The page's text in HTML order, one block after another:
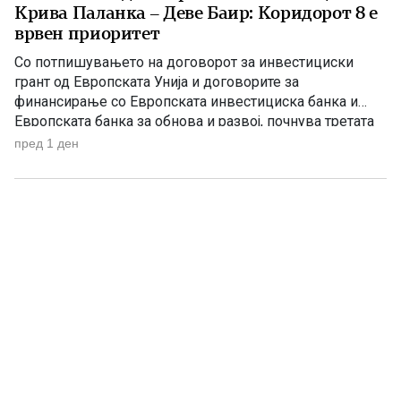
Крива Паланка – Деве Баир: Коридорот 8 е
врвен приоритет
Со потпишувањето на договорот за инвестициски
грант од Европската Унија и договорите за
финансирање со Европската инвестициска банка и
Европската банка за обнова и развој, почнува третата
фаза од финансирањето на железничката делница
8. На потпишувањето во Владата присуствуваа
пред 1 ден